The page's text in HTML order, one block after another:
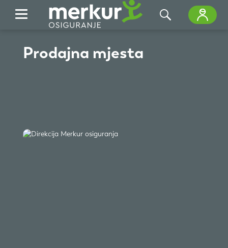
Prodajna mjesta